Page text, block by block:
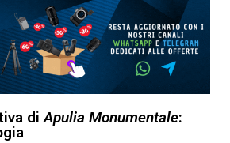
diApulia Monumentale: